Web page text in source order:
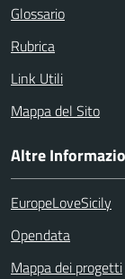
Glossario
Rubrica
Link Utili
Mappa del Sito
Altre
EuropeLoveSicily
Opendata
Mappa dei progetti